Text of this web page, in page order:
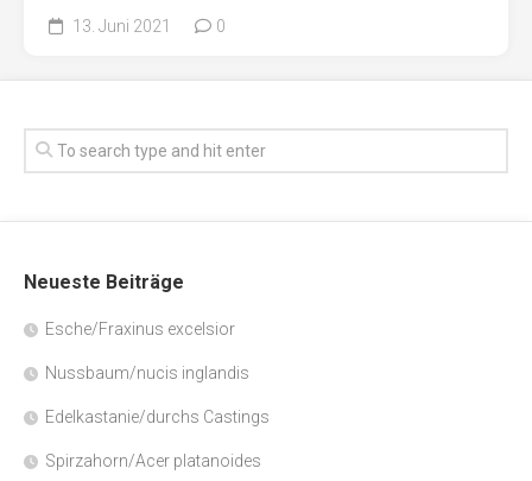
13. Juni 2021 0
Neueste Beiträge
Esche/Fraxinus excelsior
Nussbaum/nucis inglandis
Edelkastanie/durchs Castings
Spirzahorn/Acer platanoides